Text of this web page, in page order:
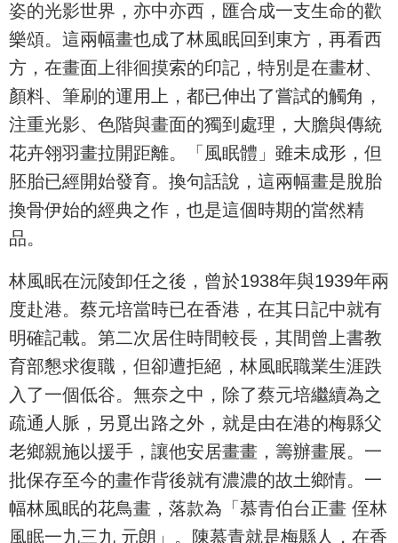
姿的光影世界，亦中亦西，匯合成一支生命的歡
樂頌。這兩幅畫也成了林風眠回到東方，再看西
方，在畫面上徘徊摸索的印記，特別是在畫材、
顏料、筆刷的運用上，都已伸出了嘗試的觸角，
注重光影、色階與畫面的獨到處理，大膽與傳統
花卉翎羽畫拉開距離。「風眠體」雖未成形，但
胚胎已經開始發育。換句話說，這兩幅畫是脫胎
換骨伊始的經典之作，也是這個時期的當然精
品。
林風眠在沅陵卸任之後，曾於1938年與1939年兩
度赴港。蔡元培當時已在香港，在其日記中就有
明確記載。第二次居住時間較長，其間曾上書教
育部懇求復職，但卻遭拒絕，林風眠職業生涯跌
入了一個低谷。無奈之中，除了蔡元培繼續為之
疏通人脈，另覓出路之外，就是由在港的梅縣父
老鄉親施以援手，讓他安居畫畫，籌辦畫展。一
批保存至今的畫作背後就有濃濃的故土鄉情。一
幅林風眠的花鳥畫，落款為「慕青伯台正畫 侄林
風眠一九三九 元朗」。陳慕青就是梅縣人，在香